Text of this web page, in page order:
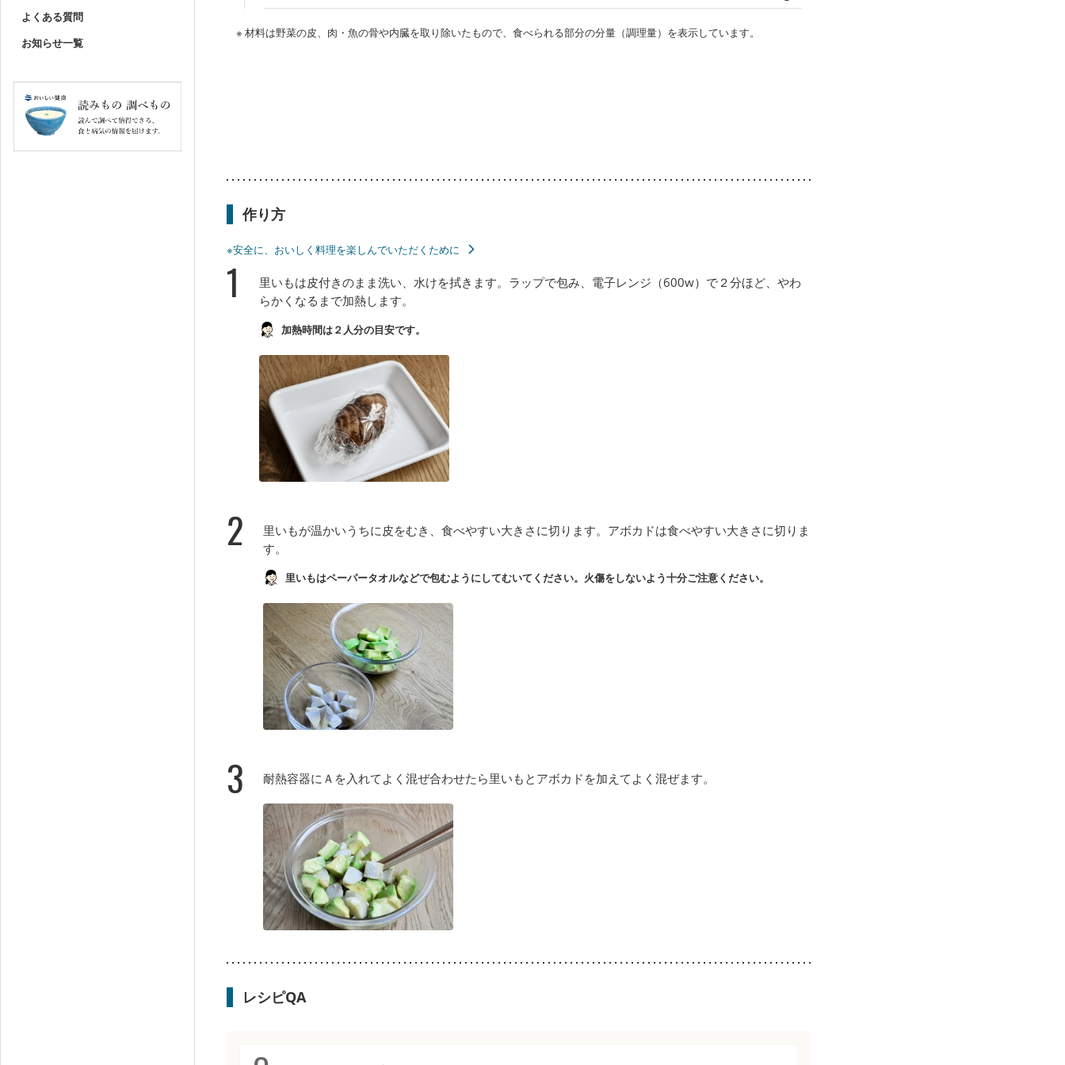
よくある質問
お知らせ一覧
※ 材料は野菜の皮、肉・魚の骨や内臓を取り除いたもので、食べられる部分の分量（調理量）を表示しています。
作り方
※安全に、おいしく料理を楽しんでいただくために
1
里いもは皮付きのまま洗い、水けを拭きます。ラップで包み、電子レンジ（600w）で２分ほど、やわ
らかくなるまで加熱します。
加熱時間は２人分の目安です。
2
里いもが温かいうちに皮をむき、食べやすい大きさに切ります。アボカドは食べやすい大きさに切りま
す。
里いもはペーパータオルなどで包むようにしてむいてください。火傷をしないよう十分ご注意ください。
3 耐熱容器にＡを入れてよく混ぜ合わせたら里いもとアボカドを加えてよく混ぜます。
レシピQA